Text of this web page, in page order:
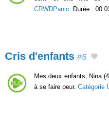
CRWDPanic . Durée :
Cris d'enfants #5
Mes deux enfants, Nina
à se faire peur. Catégorie